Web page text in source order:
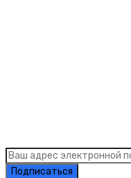
Подписаться